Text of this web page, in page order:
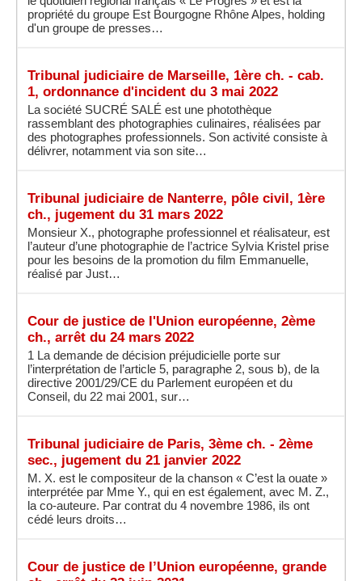
propriété du groupe Est Bourgogne Rhône Alpes, holding
d'un groupe de presses…
Tribunal judiciaire de Marseille, 1ère ch. - cab.
1, ordonnance d'incident du 3 mai 2022
La société SUCRÉ SALÉ est une photothèque
rassemblant des photographies culinaires, réalisées par
des photographes professionnels. Son activité consiste à
délivrer, notamment via son site…
Tribunal judiciaire de Nanterre, pôle civil, 1ère
ch., jugement du 31 mars 2022
Monsieur X., photographe professionnel et réalisateur, est
l’auteur d’une photographie de l’actrice Sylvia Kristel prise
pour les besoins de la promotion du film Emmanuelle,
réalisé par Just…
Cour de justice de l'Union européenne, 2ème
ch., arrêt du 24 mars 2022
1 La demande de décision préjudicielle porte sur
l’interprétation de l’article 5, paragraphe 2, sous b), de la
directive 2001/29/CE du Parlement européen et du
Conseil, du 22 mai 2001, sur…
Tribunal judiciaire de Paris, 3ème ch. - 2ème
sec., jugement du 21 janvier 2022
M. X. est le compositeur de la chanson « C’est la ouate »
interprétée par Mme Y., qui en est également, avec M. Z.,
la co-auteure. Par contrat du 4 novembre 1986, ils ont
cédé leurs droits…
Cour de justice de l’Union européenne, grande